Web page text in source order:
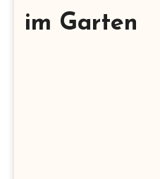
im Garten